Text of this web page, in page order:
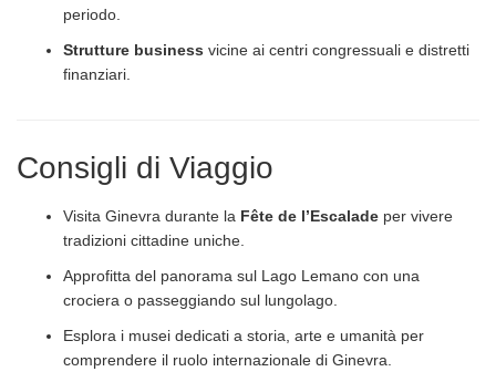
periodo.
Strutture business vicine ai centri congressuali e distretti
finanziari.
Consigli di Viaggio
Visita Ginevra durante la Fête de l’Escalade per vivere
tradizioni cittadine uniche.
Approfitta del panorama sul Lago Lemano con una
crociera o passeggiando sul lungolago.
Esplora i musei dedicati a storia, arte e umanità per
comprendere il ruolo internazionale di Ginevra.